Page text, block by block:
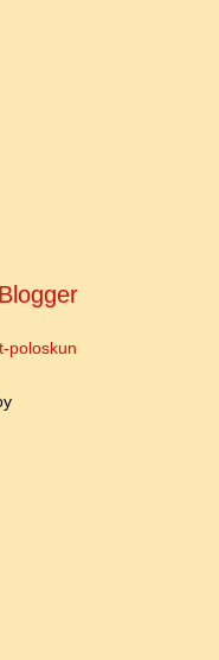
यह मह...
poloskun